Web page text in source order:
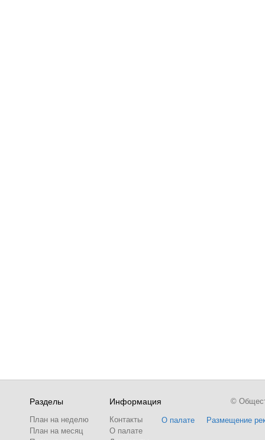
Разделы
План на неделю
План на месяц
Информация
Контакты
О палате
О палате Размещение
©